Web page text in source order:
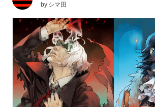
by シマ田